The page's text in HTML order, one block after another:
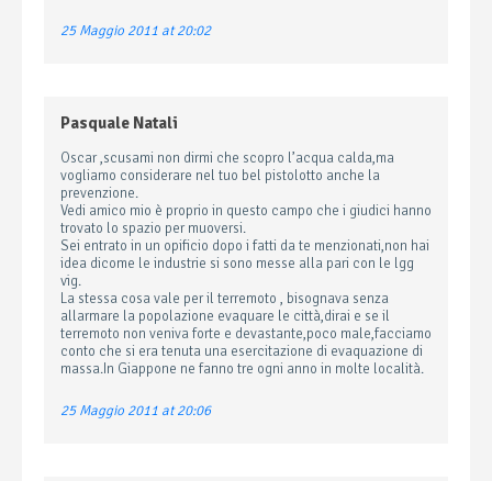
25 Maggio 2011 at 20:02
Pasquale Natali
Oscar ,scusami non dirmi che scopro l’acqua calda,ma
vogliamo considerare nel tuo bel pistolotto anche la
prevenzione.
Vedi amico mio è proprio in questo campo che i giudici hanno
trovato lo spazio per muoversi.
Sei entrato in un opificio dopo i fatti da te menzionati,non hai
idea dicome le industrie si sono messe alla pari con le lgg
vig.
La stessa cosa vale per il terremoto , bisognava senza
allarmare la popolazione evaquare le città,dirai e se il
terremoto non veniva forte e devastante,poco male,facciamo
conto che si era tenuta una esercitazione di evaquazione di
massa.In Giappone ne fanno tre ogni anno in molte località.
25 Maggio 2011 at 20:06